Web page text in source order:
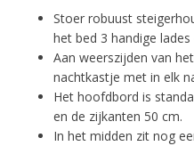
Stoer robuust
het bed 3 handige
Aan weerszijden van
nachtkastje met in elk
Het hoofdbord is
en de zijkanten 50 cm.
In het midden zit nog